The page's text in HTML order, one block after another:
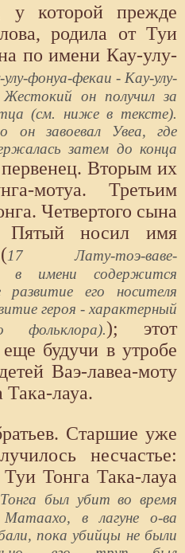
которой прежде
родила от Туи
по имени Кау-улу-
фонуа-фекаи - Кау-улу-
он получил за
(см. ниже в тексте).
он завоевал Увеа, где
затем до конца
Вторым их
мотуа. Третьим
Четвертого сына
Пятый носил имя
17 Лату-тоэ-ваве-
в имени содержится
развитие его носителя
героя - характерный
фольклора).); этот
будучи в утробе
Ваэ-лавеа-моту
Така-лауа.
Старшие уже
несчастье:
Тонга Така-лауа
был убит во время
в лагуне о-ва
пока убийцы не были